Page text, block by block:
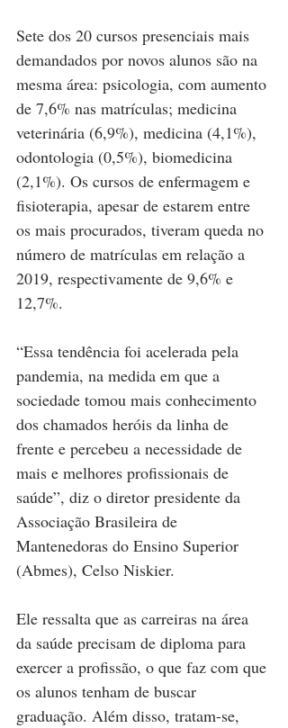
Sete dos 20 cursos presenciais mais
demandados por novos alunos são na
mesma área: psicologia, com aumento
de 7,6% nas matrículas; medicina
veterinária (6,9%), medicina (4,1%),
odontologia (0,5%), biomedicina
(2,1%). Os cursos de enfermagem e
fisioterapia, apesar de estarem entre
os mais procurados, tiveram queda no
número de matrículas em relação a
2019, respectivamente de 9,6% e
12,7%.
“Essa tendência foi acelerada pela
pandemia, na medida em que a
sociedade tomou mais conhecimento
dos chamados heróis da linha de
frente e percebeu a necessidade de
mais e melhores profissionais de
saúde”, diz o diretor presidente da
Associação Brasileira de
Mantenedoras do Ensino Superior
(Abmes), Celso Niskier.
Ele ressalta que as carreiras na área
da saúde precisam de diploma para
exercer a profissão, o que faz com que
os alunos tenham de buscar
graduação. Além disso, tratam-se,